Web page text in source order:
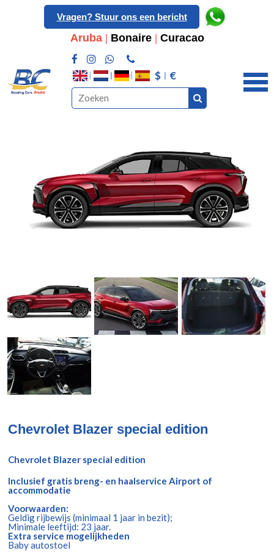
Vragen? Stuur ons een bericht
Aruba| Bonaire| Curacao
$ €
Chevrolet Blazer special edition
Chevrolet Blazer special edition
Inclusief gratis breng- en haalservice Airport of
accommodatie
Voorwaarden:
Geldig rijbewijs (minimaal 1 jaar in bezit);
Minimale leeftijd: 23 jaar.
Extra service mogelijkheden
Baby autostoel